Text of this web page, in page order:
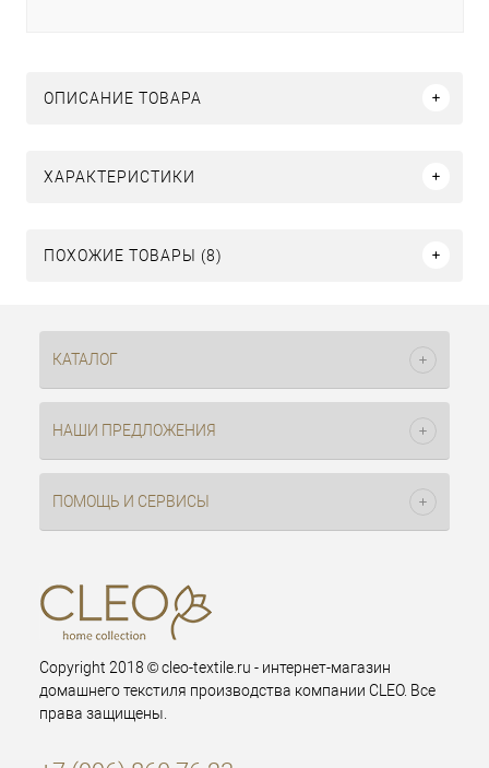
ОПИСАНИЕ ТОВАРА
ХАРАКТЕРИСТИКИ
ПОХОЖИЕ ТОВАРЫ (8)
КАТАЛОГ
НАШИ ПРЕДЛОЖЕНИЯ
ПОМОЩЬ И СЕРВИСЫ
Copyright 2018 © cleo-textile.ru - интернет-магазин
домашнего текстиля производства компании CLEO. Все
права защищены.